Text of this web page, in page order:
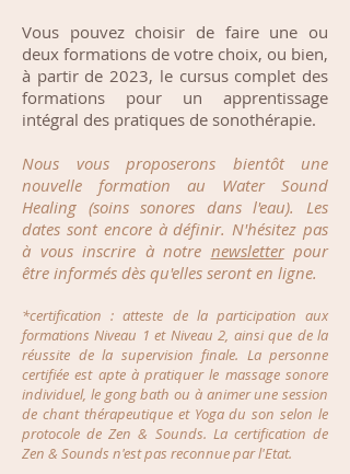
Vous pouvez choisir de faire une ou
deux formations de votre choix, ou bien,
à partir de 2023, le cursus complet des
formations pour un apprentissage
intégral des pratiques de sonothérapie.
Nous vous proposerons bientôt une
nouvelle formation au Water Sound
Healing (soins sonores dans l'eau). Les
dates sont encore à définir. N'hésitez pas
à vous inscrire à notre newsletterpour
être informés dès qu'elles seront en ligne.
*certification : atteste de la participation aux
formations Niveau 1 et Niveau 2, ainsi que de la
réussite de la supervision finale. La personne
certifiée est apte à pratiquer le massage sonore
individuel, le gong bath ou à animer une session
de chant thérapeutique et Yoga du son selon le
protocole de Zen & Sounds. La certification de
Zen & Sounds n'est pas reconnue par l'Etat.